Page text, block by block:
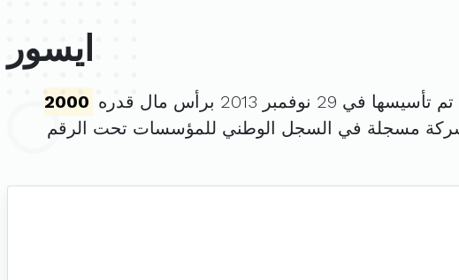
ايسور
تأسيسها في 29 نوفمبر 2013 برأس مال قدره
2000
مسجلة في السجل الوطني للمؤسسات تحت الرقم